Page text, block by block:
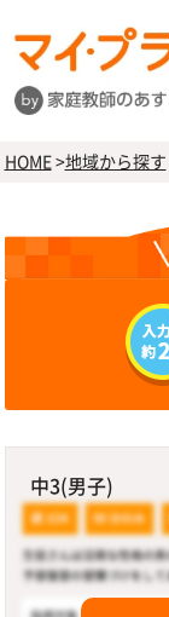
HOME>地域から探す
中3(男子)